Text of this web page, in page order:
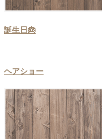
誕生日🎂
ヘアショー